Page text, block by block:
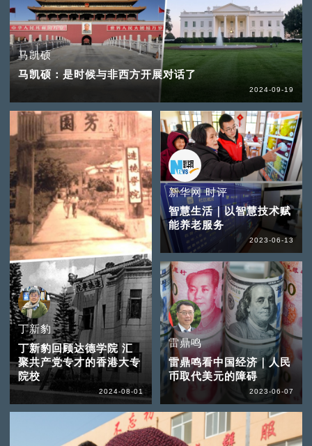
马凯硕
马凯硕：是时候与非西方开展对话了
2024-09-19
丁新豹
丁新豹回顾达德学院 汇
聚共产党专才的香港大专
院校
2024-08-01
新华网 时评
智慧生活｜以智慧技术赋
能养老服务
2023-06-13
雷鼎鸣
雷鼎鸣看中国经济｜人民
币取代美元的障碍
2023-06-07